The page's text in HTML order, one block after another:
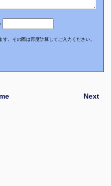
。その際は再度計算してご入力ください。
Next